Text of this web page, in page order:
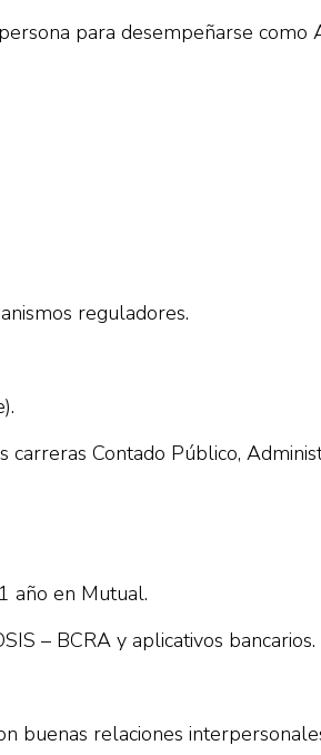
para desempeñarse como
reguladores.
Contado Público,
año en Mutual.
– BCRA y aplicativos bancarios.
buenas relaciones